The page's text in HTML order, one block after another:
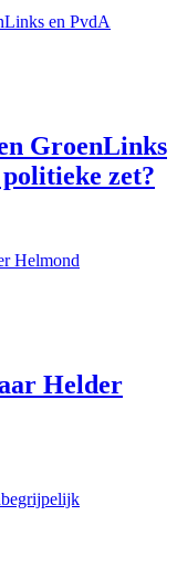
GroenLinks
zet?
Helder